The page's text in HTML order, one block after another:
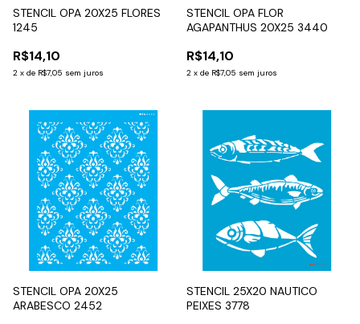
STENCIL OPA 20X25 FLORES
1245
R$14,10
2 x de R$7,05 sem juros
STENCIL OPA FLOR
AGAPANTHUS 20X25 3440
R$14,10
2 x de R$7,05 sem juros
STENCIL OPA 20X25
ARABESCO 2452
STENCIL 25X20 NAUTICO
PEIXES 3778